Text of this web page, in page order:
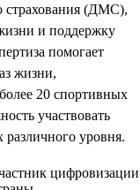
страхования (ДМС),
и поддержку
помогает
жизни,
20 спортивных
участвовать
уровня.